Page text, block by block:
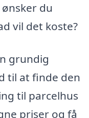
du
vil det koste?
grundig
til at finde den
til parcelhus
priser og få